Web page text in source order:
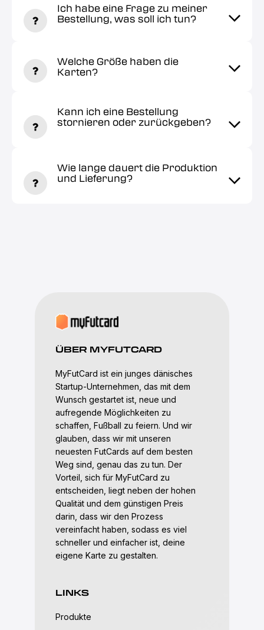
Ich habe eine Frage zu meiner
Bestellung, was soll ich tun?
Welche Größe haben die
Karten?
Kann ich eine Bestellung
stornieren oder zurückgeben?
Wie lange dauert die Produktion
und Lieferung?
ÜBER MYFUTCARD
MyFutCard ist ein junges dänisches
Startup-Unternehmen, das mit dem
Wunsch gestartet ist, neue und
aufregende Möglichkeiten zu
schaffen, Fußball zu feiern. Und wir
glauben, dass wir mit unseren
neuesten FutCards auf dem besten
Weg sind, genau das zu tun. Der
Vorteil, sich für MyFutCard zu
entscheiden, liegt neben der hohen
Qualität und dem günstigen Preis
darin, dass wir den Prozess
vereinfacht haben, sodass es viel
schneller und einfacher ist, deine
eigene Karte zu gestalten.
LINKS
Produkte